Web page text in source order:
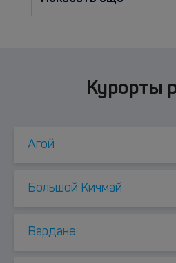
Курорты
Агой
Большой Кичмай
Вардане